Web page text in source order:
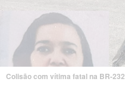
Colisão com vítima fatal na BR-232